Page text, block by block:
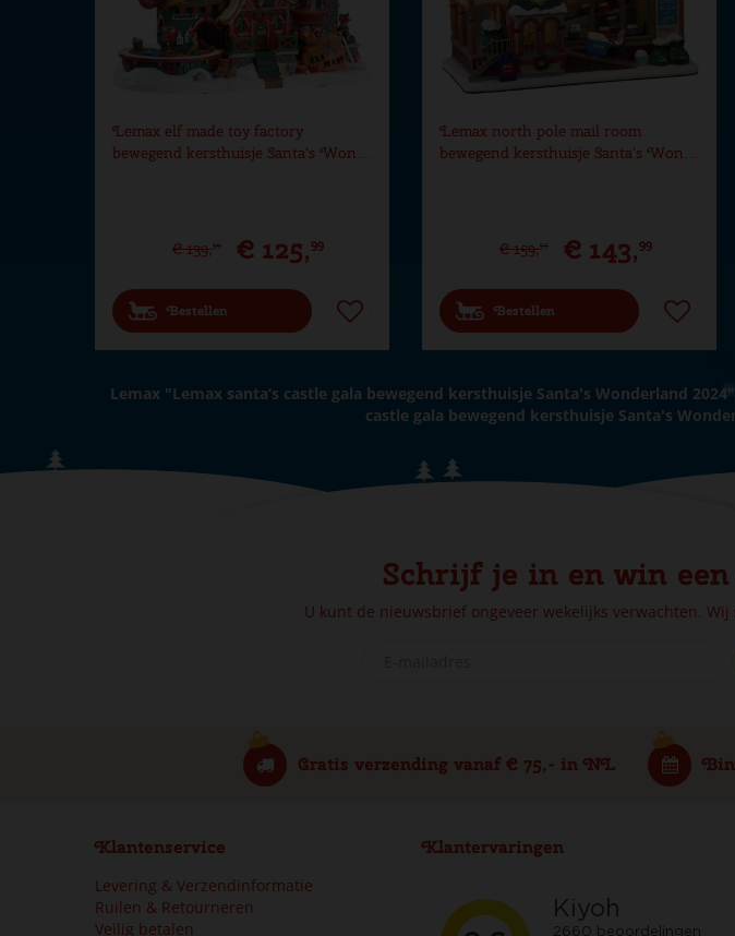
Formaat (B x D x H) 27,5x17x24,5 cm
Hoogte in cm
Lemax elf made toy factory
bewegend kersthuisje Santa's Won…
€ 139,99 € 125,99
Bestellen
Lemax north pole mail room
bewegend kersthuisje Santa's Won…
€ 159,99 € 143,99
Bestellen
Lemax "Lemax santa‘s castle gala bewegend kersthuisje Santa's Wonderland 2024"
castle gala bewegend kersthuisje Santa's
Schrijf je in en win
U kunt de nieuwsbrief ongeveer wekelijks verwachten.
Gratis verzending vanaf € 75,- in NL
Klantenservice
Levering & Verzendinformatie
Ruilen & Retourneren
Veilig betalen
Klantervaringen